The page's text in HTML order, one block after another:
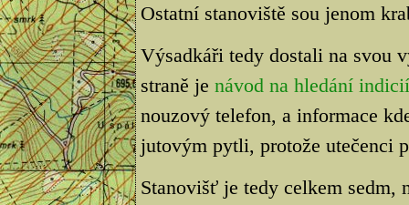
Ostatní stanoviště sou jenom
Výsadkáři tedy dostali na svou
straně je návod na hledání indicií
nouzový telefon, a informace
jutovým pytli, protože utečenci
Stanovišť je tedy celkem sedm,